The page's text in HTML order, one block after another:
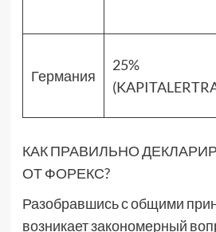
Германия
25%
КАК ПРАВИЛЬНО
ОТ ФОРЕКС?
Разобравшись с общими
возникает закономерный